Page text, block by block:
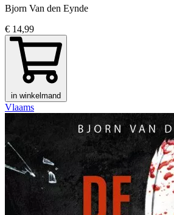
Bjorn Van den Eynde
€ 14,99
in winkelmand
Vlaams